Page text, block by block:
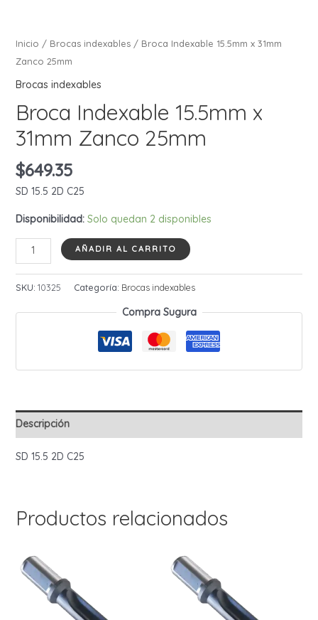
Inicio / Brocas indexables/ Broca Indexable 15.5mm x 31mm
Zanco 25mm
Brocas indexables
Broca Indexable 15.5mm x
31mm Zanco 25mm
$649.35
SD 15.5 2D C25
Disponibilidad: Solo quedan 2 disponibles
Broca
Indexable
15.5mm
31mm
cantidad
AÑADIR AL CARRITO
SKU: 10325 Categoría: Brocas indexables
Compra Sugura
Descripción
SD 15.5 2D C25
Productos relacionados